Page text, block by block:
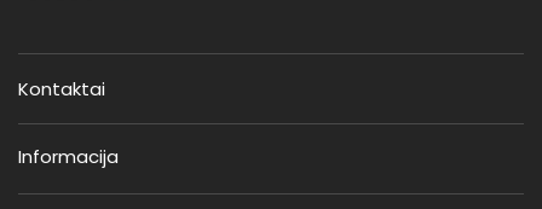
Kontaktai
Informacija